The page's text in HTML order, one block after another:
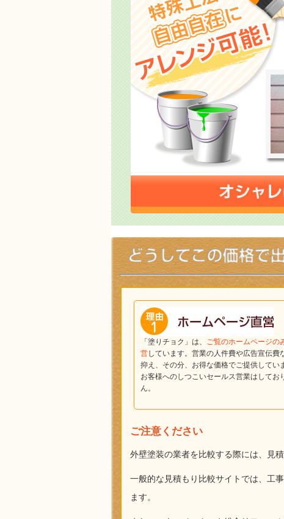
「塗りチョク」は、 ご覧のホームページの
営しています。営業の人件費や広告宣伝費
抑え、その分、お得な価格でご提供してい
お客様へのしつこいセールス営業はしてお
ん。
ご注意ください
外壁塗装の業者を比較する際には、見
一般的な見積もり比較サイトでは、工
ます。